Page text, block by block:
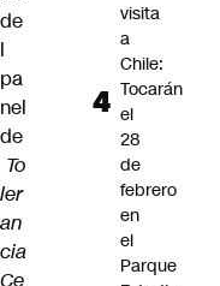
de
l
pa
nel
de
To
ler
an
cia
visita
a
Chile:
Tocarán
el
28
de
febrero
en
el
Parque